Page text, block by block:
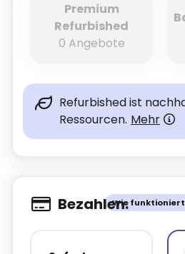
Premium
Refurbished
0 Angebote
Refurbished ist
Ressourcen. Mehr
Wie funktioniert
Bezahlen.